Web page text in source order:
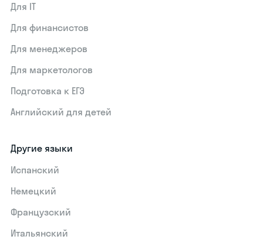
Для IT
Для финансистов
Для менеджеров
Для маркетологов
Подготовка к ЕГЭ
Английский для детей
Другие языки
Испанский
Немецкий
Французский
Итальянский